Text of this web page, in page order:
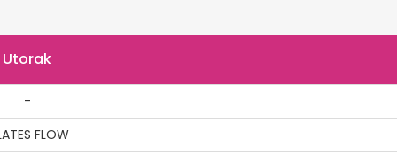
Utorak
-
FLOW